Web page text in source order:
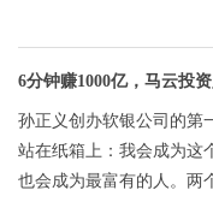
6分钟赚1000亿，马云投
孙正义创办软银公司的第
站在纸箱上：我会成为这
也会成为最富有的人。两